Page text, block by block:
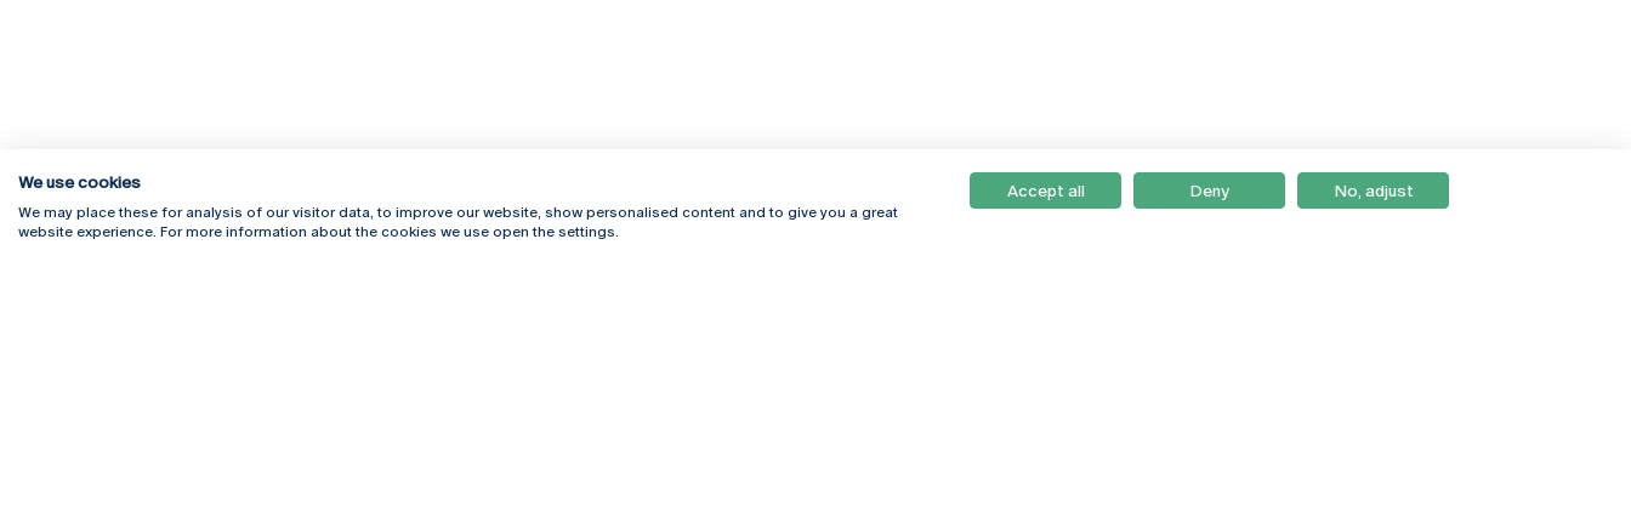
Campus Online
We use cookies
We may place these for analysis of our visitor data, to improve our website, show personalised content and to give you a great
website experience. For more information about the cookies we use open the settings.
Accept all Deny No, adjust